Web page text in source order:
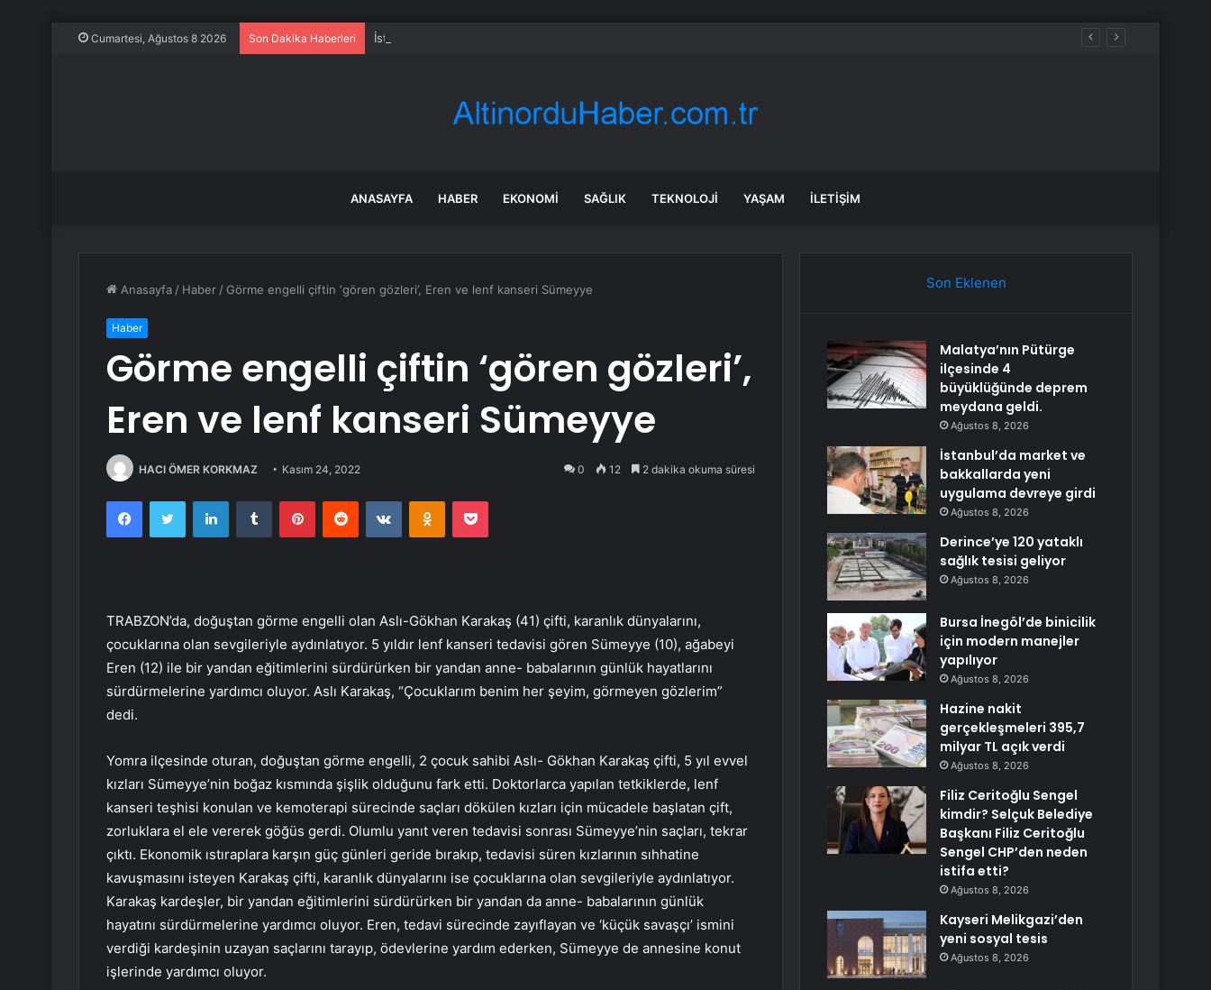
Cumartesi, Ağustos 8 2026 Son Dakika Haberleri İstanbul’da market ve bakkallarda yeni uygulama devreye girdi
ANASAYFA HABER EKONOMI SAĞLIK TEKNOLOJI YAŞAM İLETIŞIM
Anasayfa / Haber / Görme engelli çiftin ‘gören gözleri’, Eren ve lenf kanseri Sümeyye
Haber
Görme engelli çiftin ‘gören gözleri’,
Eren ve lenf kanseri Sümeyye
HACI ÖMER KORKMAZ Kasım 24, 2022 0 12 2 dakika okuma süresi
FacebookTwitter LinkedInTumblr PinterestReddit VKontakteOdnoklassniki
Pocket
TRABZON’da, doğuştan görme engelli olan Aslı-Gökhan Karakaş (41) çifti, karanlık dünyalarını,
çocuklarına olan sevgileriyle aydınlatıyor. 5 yıldır lenf kanseri tedavisi gören Sümeyye (10), ağabeyi
Eren (12) ile bir yandan eğitimlerini sürdürürken bir yandan anne- babalarının günlük hayatlarını
sürdürmelerine yardımcı oluyor. Aslı Karakaş, “Çocuklarım benim her şeyim, görmeyen gözlerim”
dedi.
Yomra ilçesinde oturan, doğuştan görme engelli, 2 çocuk sahibi Aslı- Gökhan Karakaş çifti, 5 yıl evvel
kızları Sümeyye’nin boğaz kısmında şişlik olduğunu fark etti. Doktorlarca yapılan tetkiklerde, lenf
kanseri teşhisi konulan ve kemoterapi sürecinde saçları dökülen kızları için mücadele başlatan çift,
zorluklara el ele vererek göğüs gerdi. Olumlu yanıt veren tedavisi sonrası Sümeyye’nin saçları, tekrar
çıktı. Ekonomik ıstıraplara karşın güç günleri geride bırakıp, tedavisi süren kızlarının sıhhatine
kavuşmasını isteyen Karakaş çifti, karanlık dünyalarını ise çocuklarına olan sevgileriyle aydınlatıyor.
Karakaş kardeşler, bir yandan eğitimlerini sürdürürken bir yandan da anne- babalarının günlük
hayatını sürdürmelerine yardımcı oluyor. Eren, tedavi sürecinde zayıflayan ve ‘küçük savaşçı’ ismini
verdiği kardeşinin uzayan saçlarını tarayıp, ödevlerine yardım ederken, Sümeyye de annesine konut
işlerinde yardımcı oluyor.
Son Eklenen
Malatya’nın Pütürge
ilçesinde 4
büyüklüğünde deprem
meydana geldi.
Ağustos 8, 2026
İstanbul’da market ve
bakkallarda yeni
uygulama devreye girdi
Ağustos 8, 2026
Derince’ye 120 yataklı
sağlık tesisi geliyor
Ağustos 8, 2026
Bursa İnegöl’de binicilik
için modern manejler
yapılıyor
Ağustos 8, 2026
Hazine nakit
gerçekleşmeleri 395,7
milyar TL açık verdi
Ağustos 8, 2026
Filiz Ceritoğlu Sengel
kimdir? Selçuk Belediye
Başkanı Filiz Ceritoğlu
Sengel CHP’den neden
istifa etti?
Ağustos 8, 2026
Kayseri Melikgazi’den
yeni sosyal tesis
Ağustos 8, 2026